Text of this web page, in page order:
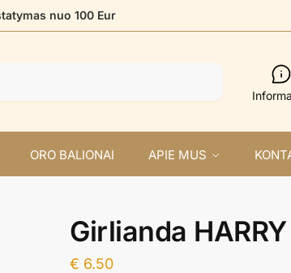
nuo 100 Eur
ORO BALIONAI APIE MUS
Girlianda HARRY
€ 6.50